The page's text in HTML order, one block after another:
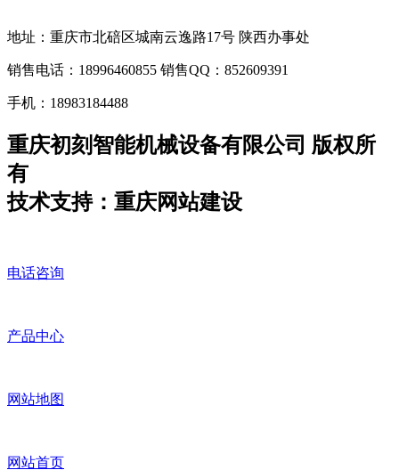
地址：重庆市北碚区城南云逸路17号 陕西办事处
销售电话：18996460855 销售QQ：852609391
手机：18983184488
重庆初刻智能机械设备有限公司 版权所
有
技术支持：重庆网站建设
电话咨询
产品中心
网站地图
网站首页